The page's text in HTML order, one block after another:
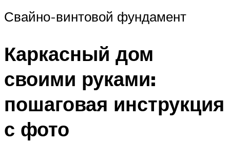
Свайно-винтовой фундамент
Каркасный дом
своими руками:
пошаговая инструкция
с фото